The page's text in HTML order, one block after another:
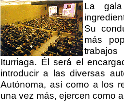
La
Su
más
Iturriaga. Él será el
introducir a las diversas
Autónoma, así como a los
una vez más, ejercen como